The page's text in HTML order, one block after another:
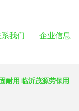
我们 企业信息
耐用 临沂茂源劳保用